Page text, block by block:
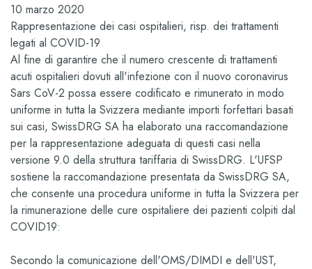
10 marzo 2020
Rappresentazione dei casi ospitalieri, risp. dei trattamenti
legati al COVID-19
Al fine di garantire che il numero crescente di trattamenti
acuti ospitalieri dovuti all'infezione con il nuovo coronavirus
Sars CoV-2 possa essere codificato e rimunerato in modo
uniforme in tutta la Svizzera mediante importi forfettari basati
sui casi, SwissDRG SA ha elaborato una raccomandazione
per la rappresentazione adeguata di questi casi nella
versione 9.0 della struttura tariffaria di SwissDRG. L'UFSP
sostiene la raccomandazione presentata da SwissDRG SA,
che consente una procedura uniforme in tutta la Svizzera per
la rimunerazione delle cure ospitaliere dei pazienti colpiti dal
COVID19:
Secondo la comunicazione dell'OMS/DIMDI e dell'UST,